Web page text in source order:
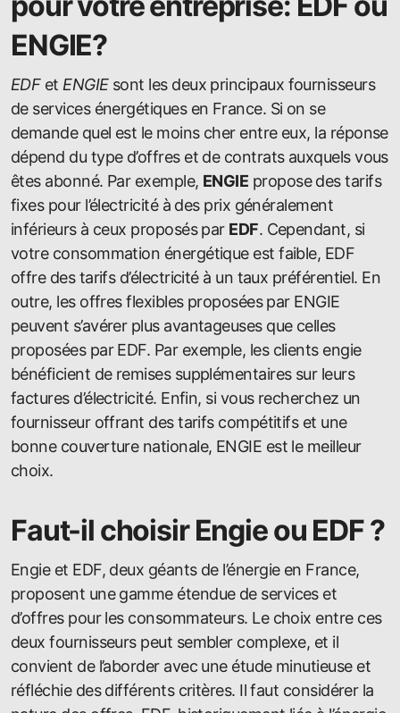
ENGIE?
EDFet ENGIEsont les deux principaux fournisseurs
de services énergétiques en France. Si on se
demande quel est le moins cher entre eux, la réponse
dépend du type d’offres et de contrats auxquels vous
êtes abonné. Par exemple, ENGIE propose des tarifs
fixes pour l’électricité à des prix généralement
inférieurs à ceux proposés par EDF. Cependant, si
votre consommation énergétique est faible, EDF
offre des tarifs d’électricité à un taux préférentiel. En
outre, les offres flexibles proposées par ENGIE
peuvent s’avérer plus avantageuses que celles
proposées par EDF. Par exemple, les clients engie
bénéficient de remises supplémentaires sur leurs
factures d’électricité. Enfin, si vous recherchez un
fournisseur offrant des tarifs compétitifs et une
bonne couverture nationale, ENGIE est le meilleur
choix.
Faut-il choisir Engie ou EDF ?
Engie et EDF, deux géants de l’énergie en France,
proposent une gamme étendue de services et
d’offres pour les consommateurs. Le choix entre ces
deux fournisseurs peut sembler complexe, et il
convient de l’aborder avec une étude minutieuse et
réfléchie des différents critères. Il faut considérer la